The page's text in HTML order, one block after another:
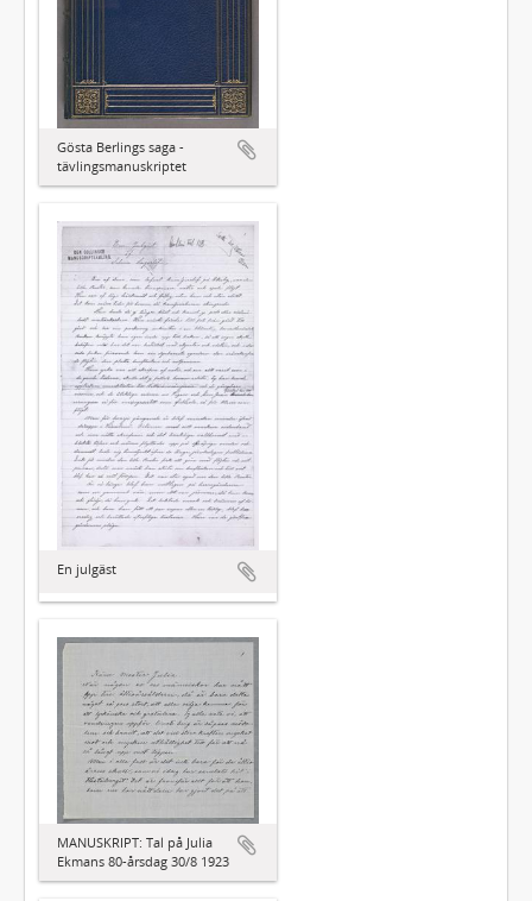
Gösta Berlings saga -
tävlingsmanuskriptet
En julgäst
MANUSKRIPT: Tal på Julia
Ekmans 80-årsdag 30/8 1923